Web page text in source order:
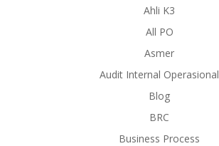
Ahli K3
All PO
Asmer
Audit Internal Operasional
Blog
BRC
Business Process